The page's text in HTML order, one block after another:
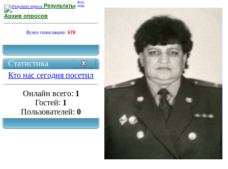
Результаты
Архив опросов
Всего голосовало: 678
Статистика
Кто нас сегодня посетил
Онлайн всего: 1
Гостей: 1
Пользователей: 0